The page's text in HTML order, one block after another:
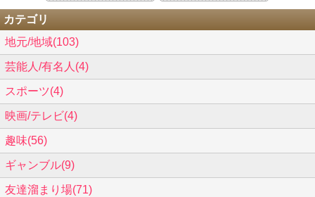
カテゴリ
地元/地域(103)
芸能人/有名人(4)
スポーツ(4)
映画/テレビ(4)
趣味(56)
ギャンブル(9)
友達溜まり場(71)